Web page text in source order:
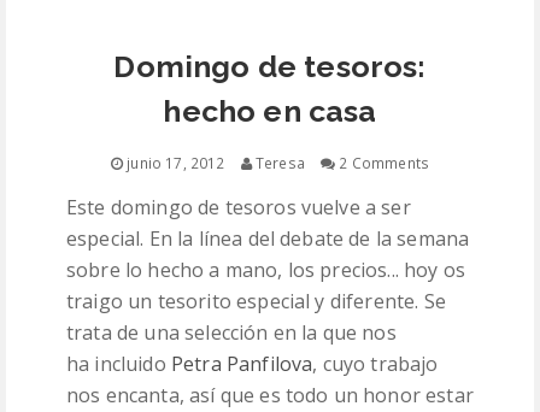
SOBRE MÍ
PATRONES
LANAS
Domingo de tesoros:
hecho en casa
junio 17, 2012 Teresa 2 Comments
Este domingo de tesoros vuelve a ser
especial. En la línea del debate de la semana
sobre lo hecho a mano, los precios... hoy os
traigo un tesorito especial y diferente. Se
trata de una selección en la que nos
ha incluido Petra Panfilova, cuyo trabajo
nos encanta, así que es todo un honor estar